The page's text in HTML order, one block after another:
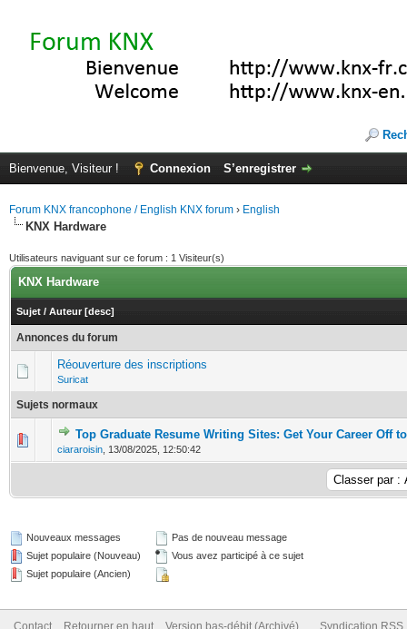
Bienvenue, Visiteur ! Connexion S’enregistrer
Forum KNX francophone / English KNX forum › English
KNX Hardware
Utilisateurs naviguant sur ce forum : 1 Visiteur(s)
KNX Hardware
Sujet / Auteur [desc]
Annonces du forum
Réouverture des inscriptions
Suricat
Sujets normaux
Top Graduate Resume Writing Sites: Get Your Career Off
ciararoisin 13/08/2025, 12:50:42
0 Votes - 0 sur 5 en moyenne
1234 5
Nouveaux messages
Sujet populaire (Nouveau)
Sujet populaire (Ancien)
Pas de nouveau message
Vous avez participé à ce sujet
Contact Retourner en haut Version bas-débit (Archivé) Syndication RSS